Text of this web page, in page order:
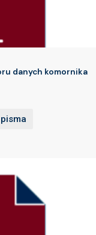
danych komornika